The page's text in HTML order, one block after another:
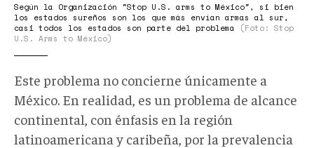
Según la Organización "Stop U.S. arms to México", si bien
los estados sureños son los que más envían armas al sur,
casi todos los estados son parte del problema
(Foto: Stop
U.S. Arms to México)
Este problema no concierne únicamente a
México. En realidad, es un problema de alcance
continental, con énfasis en la región
latinoamericana y caribeña, por la prevalencia